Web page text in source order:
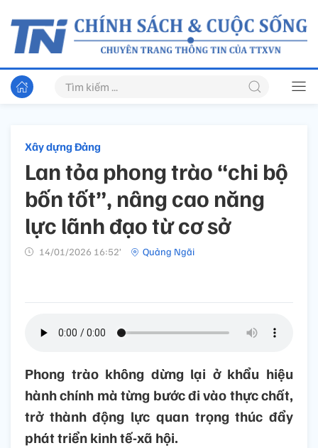
Xây dựng Đảng
Lan tỏa phong trào “chi bộ
bốn tốt”, nâng cao năng
lực lãnh đạo từ cơ sở
14/01/2026 16:52’ Quảng Ngãi
Phong trào không dừng lại ở khẩu hiệu
hành chính mà từng bước đi vào thực chất,
trở thành động lực quan trọng thúc đẩy
phát triển kinh tế-xã hội.